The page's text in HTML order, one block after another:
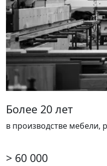
Более 20 лет
в производстве мебели,
> 60 000